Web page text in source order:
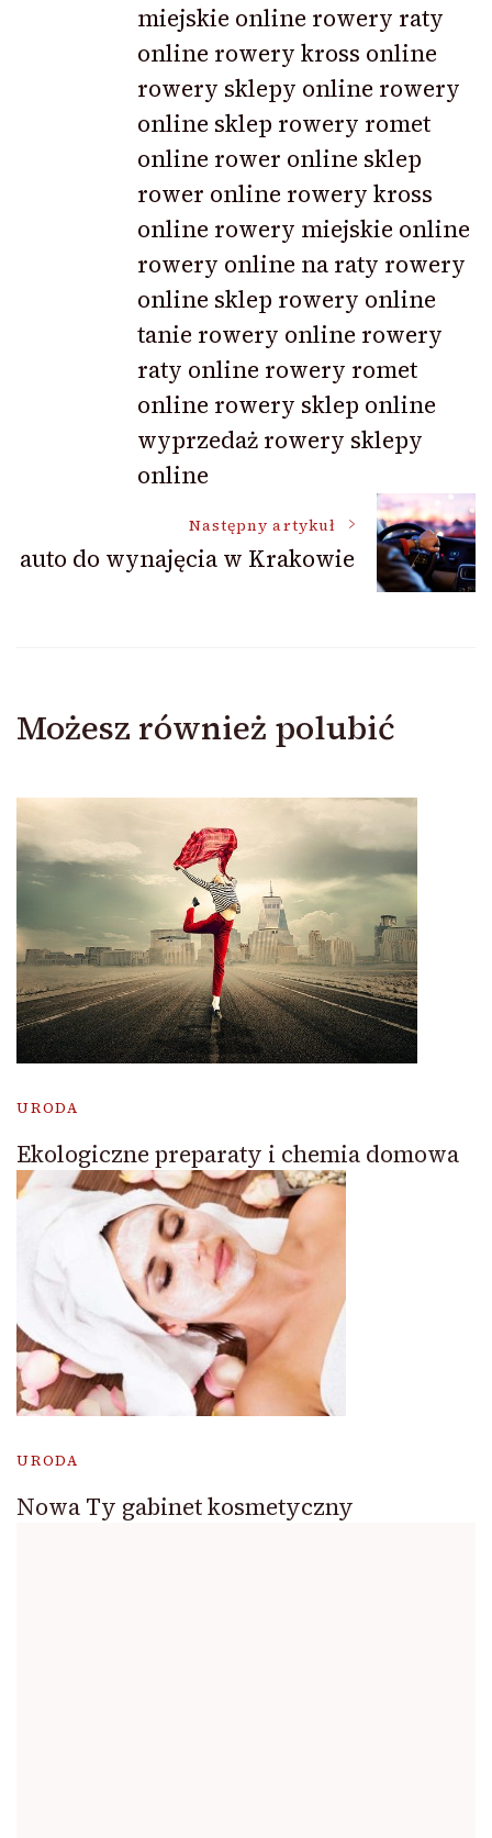
miejskie online rowery raty
online rowery kross online
rowery sklepy online rowery
online sklep rowery romet
online rower online sklep
rower online rowery kross
online rowery miejskie online
rowery online na raty rowery
online sklep rowery online
tanie rowery online rowery
raty online rowery romet
online rowery sklep online
wyprzedaż rowery sklepy
online
Następny artykuł
auto do wynajęcia w Krakowie
Możesz również polubić
URODA
Ekologiczne preparaty i chemia domowa
URODA
Nowa Ty gabinet kosmetyczny